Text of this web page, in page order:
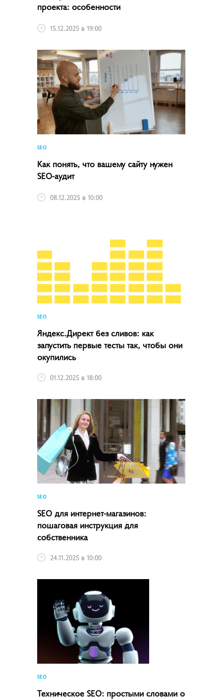
проекта: особенности
15.12.2025 в 19:00
SEO
Как понять, что вашему сайту нужен
SEO-аудит
08.12.2025 в 10:00
SEO
Яндекс.Директ без сливов: как
запустить первые тесты так, чтобы они
окупились
01.12.2025 в 18:00
SEO
SEO для интернет-магазинов:
пошаговая инструкция для
собственника
24.11.2025 в 10:00
SEO
Техническое SEO: простыми словами о